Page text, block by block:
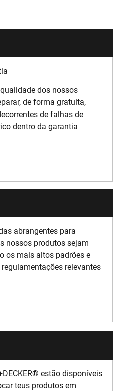
dos nossos
de forma gratuita,
de falhas de
dentro da garantia
abrangentes para
nossos produtos sejam
os mais altos padrões e
relevantes
® estão disponíveis
teus produtos em